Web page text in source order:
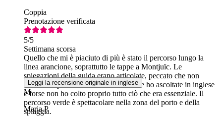
Coppia
Prenotazione verificata
5/5
Settimana scorsa
Quello che mi è piaciuto di più è stato il percorso lungo la
linea arancione, soprattutto le tappe a Montjuïc. Le
spiegazioni della guida erano articolate, peccato che non
fossero disponibili anche in rumeno; le ho ascoltate in inglese
e forse non ho colto proprio tutto ciò che era essenziale. Il
percorso verde è spettacolare nella zona del porto e della
spiaggia.
Leggi la recensione originale in inglese
M
Maria P